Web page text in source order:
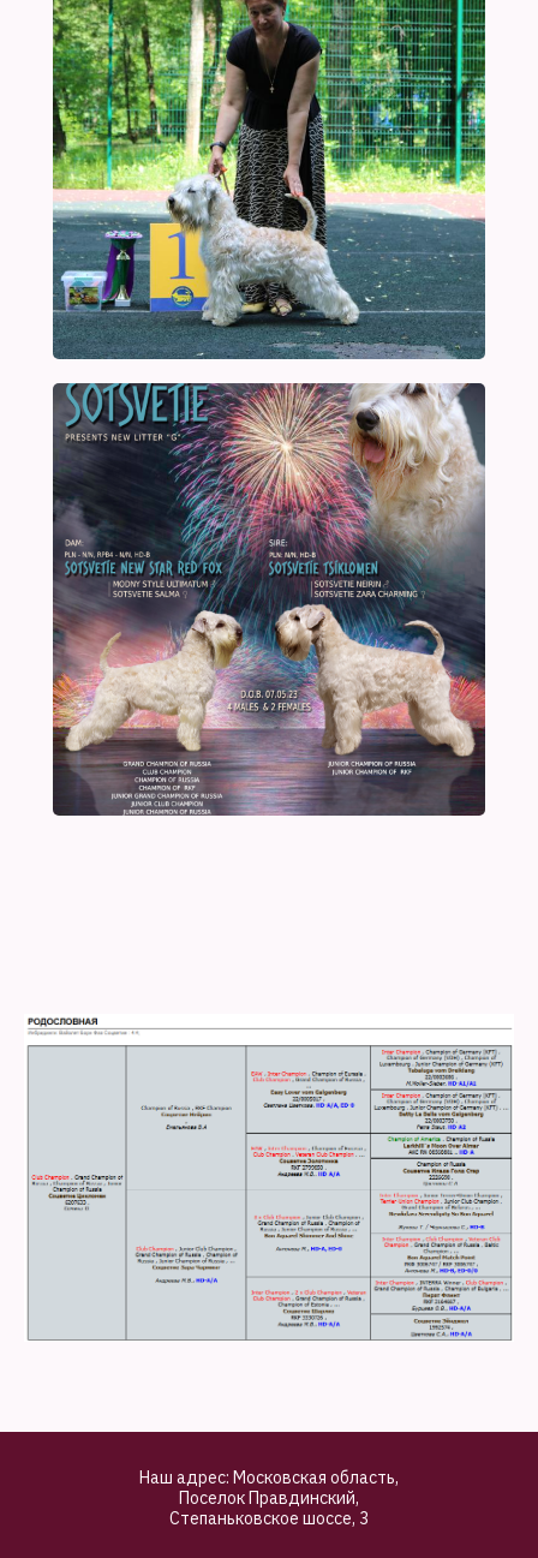
Наш адрес: Московская область,
Поселок Правдинский,
Степаньковское шоссе, 3